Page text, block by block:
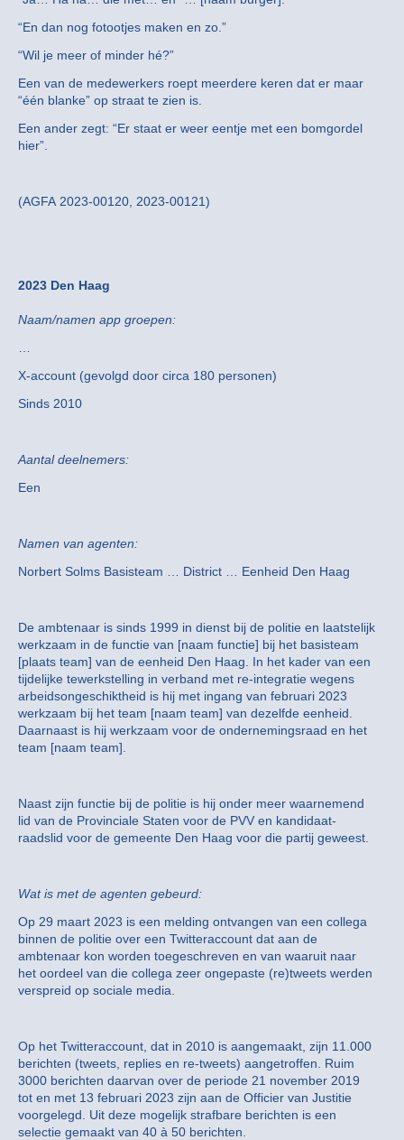
“En dan nog fotootjes maken en zo.”
“Wil je meer of minder hé?”
Een van de medewerkers roept meerdere keren dat er maar
“één blanke” op straat te zien is.
Een ander zegt: “Er staat er weer eentje met een bomgordel
hier”.
(AGFA 2023-00120, 2023-00121)
2023 Den Haag
Naam/namen app groepen:
X-account (gevolgd door circa 180 personen)
Sinds 2010
Aantal deelnemers:
Een
Namen van agenten:
Norbert Solms Basisteam … District … Eenheid Den Haag
De ambtenaar is sinds 1999 in dienst bij de politie en laatstelijk
werkzaam in de functie van [naam functie] bij het basisteam
[plaats team] van de eenheid Den Haag. In het kader van een
tijdelijke tewerkstelling in verband met re-integratie wegens
arbeidsongeschiktheid is hij met ingang van februari 2023
werkzaam bij het team [naam team] van dezelfde eenheid.
Daarnaast is hij werkzaam voor de ondernemingsraad en het
team [naam team].
Naast zijn functie bij de politie is hij onder meer waarnemend
lid van de Provinciale Staten voor de PVV en kandidaat-
raadslid voor de gemeente Den Haag voor die partij geweest.
Wat is met de agenten gebeurd:
Op 29 maart 2023 is een melding ontvangen van een collega
binnen de politie over een Twitteraccount dat aan de
ambtenaar kon worden toegeschreven en van waaruit naar
het oordeel van die collega zeer ongepaste (re)tweets werden
verspreid op sociale media.
Op het Twitteraccount, dat in 2010 is aangemaakt, zijn 11.000
berichten (tweets, replies en re-tweets) aangetroffen. Ruim
3000 berichten daarvan over de periode 21 november 2019
tot en met 13 februari 2023 zijn aan de Officier van Justitie
voorgelegd. Uit deze mogelijk strafbare berichten is een
selectie gemaakt van 40 à 50 berichten.